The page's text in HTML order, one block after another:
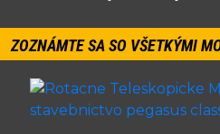
ZOZNÁMTE SA SO VŠETKÝMI